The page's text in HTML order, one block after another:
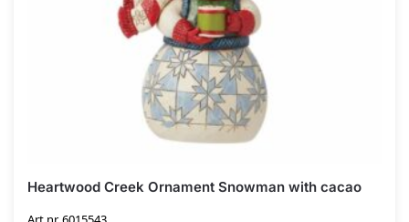
Heartwood Creek Ornament Snowman with cacao